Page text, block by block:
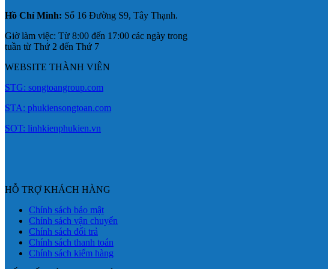
Hồ Chí Minh: Số 16 Đường S9, Tây Thạnh.
Giờ làm việc: Từ 8:00 đến 17:00 các ngày trong
tuần từ Thứ 2 đến Thứ 7
WEBSITE THÀNH VIÊN
STG: songtoangroup.com
STA: phukiensongtoan.com
SOT: linhkienphukien.vn
HỖ TRỢ KHÁCH HÀNG
Chính sách bảo mật
Chính sách vận chuyển
Chính sách đổi trả
Chính sách thanh toán
Chính sách kiểm hàng